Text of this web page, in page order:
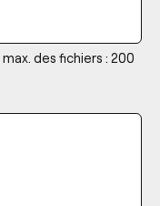
des fichiers : 200